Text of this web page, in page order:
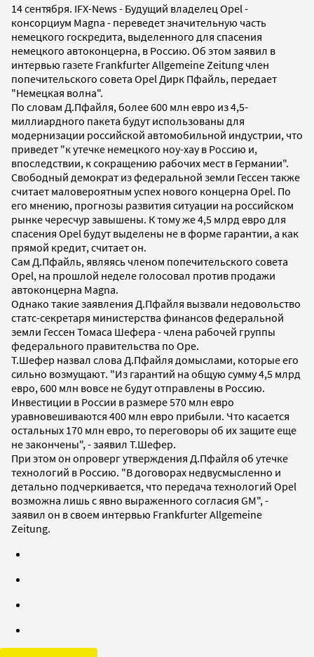
14 сентября. IFX-News - Будущий владелец Opel -
консорциум Magna - переведет значительную часть
немецкого госкредита, выделенного для спасения
немецкого автоконцерна, в Россию. Об этом заявил в
интервью газете Frankfurter Allgemeine Zeitung член
попечительского совета Opel Дирк Пфайль, передает
"Немецкая волна".
По словам Д.Пфайля, более 600 млн евро из 4,5-
миллиардного пакета будут использованы для
модернизации российской автомобильной индустрии, что
приведет "к утечке немецкого ноу-хау в Россию и,
впоследствии, к сокращению рабочих мест в Германии".
Свободный демократ из федеральной земли Гессен также
считает маловероятным успех нового концерна Opel. По
его мнению, прогнозы развития ситуации на российском
рынке чересчур завышены. К тому же 4,5 млрд евро для
спасения Opel будут выделены не в форме гарантии, а как
прямой кредит, считает он.
Сам Д.Пфайль, являясь членом попечительского совета
Opel, на прошлой неделе голосовал против продажи
автоконцерна Magna.
Однако такие заявления Д.Пфайля вызвали недовольство
статс-секретаря министерства финансов федеральной
земли Гессен Томаса Шефера - члена рабочей группы
федерального правительства по Ope.
Т.Шефер назвал слова Д.Пфайля домыслами, которые его
сильно возмущают. "Из гарантий на общую сумму 4,5 млрд
евро, 600 млн вовсе не будут отправлены в Россию.
Инвестиции в России в размере 570 млн евро
уравновешиваются 400 млн евро прибыли. Что касается
остальных 170 млн евро, то переговоры об их защите еще
не закончены", - заявил Т.Шефер.
При этом он опроверг утверждения Д.Пфайля об утечке
технологий в Россию. "В договорах недвусмысленно и
детально подчеркивается, что передача технологий Opel
возможна лишь с явно выраженного согласия GM", -
заявил он в своем интервью Frankfurter Allgemeine
Zeitung.